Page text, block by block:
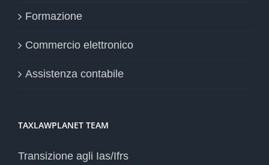
Formazione
Commercio elettronico
Assistenza contabile
TAXLAWPLANET TEAM
Transizione agli Ias/Ifrs